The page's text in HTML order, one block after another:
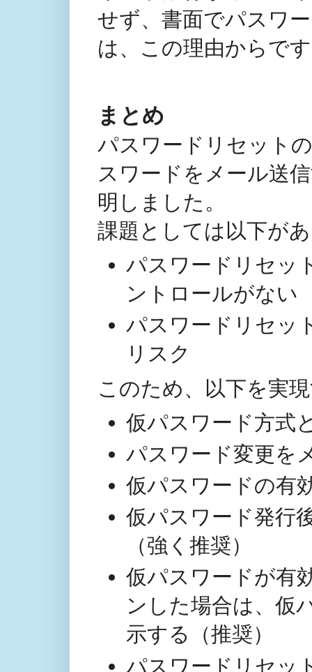
せず、書面でパスワ
は、この理由からで
まとめ
パスワードリセット
スワードをメール送
明しました。
課題としては以下が
パスワードリセッ
ントロールがない
パスワードリセッ
リスク
このため、以下を実
仮パスワード方式
パスワード変更を
仮パスワードの有
仮パスワード発行
（強く推奨）
仮パスワードが有
ンした場合は、仮
示する（推奨）
パスワードリセッ